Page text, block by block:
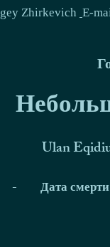
Zhirkevich E-
Ulan
-
Дата